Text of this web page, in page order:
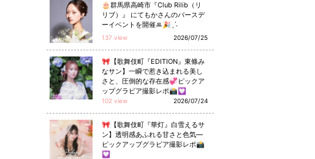
🎂群馬県高崎市『Club Rilib（リ
リブ）』 にてもかさんのバースデ
ーイベントを開催ꔛ🎉ˎˊ˗
137 view 2026/07/25
🎀【歌舞伎町『EDITION』東條み
なサン】一瞬で惹き込まれる美し
さと、圧倒的な存在感💞ピックア
ップグラビア撮影レポ📸💟
102 view 2026/07/24
🎀【歌舞伎町『華灯』白雪えるサ
ン】透明感あふれる甘さと色気—
ピックアップグラビア撮影レポ📸
💟